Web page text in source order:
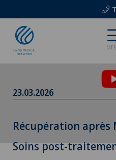
Pour pouvoir afficher
accepter
Veuillez activer l’option
23.03.2026
Récupération après
Soins post-